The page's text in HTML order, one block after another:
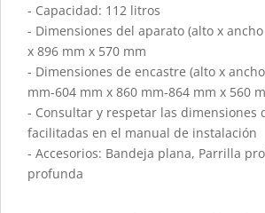
- Capacidad: 112 litros
- Dimensiones del aparato (alto x
x 896 mm x 570 mm
- Dimensiones de encastre (alto x
mm-604 mm x 860 mm-864 mm x 560
- Consultar y respetar las dimensiones
facilitadas en el manual de instalación
- Accesorios: Bandeja plana, Parrilla
profunda